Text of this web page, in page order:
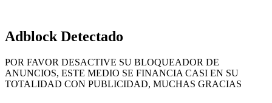
Adblock Detectado
POR FAVOR DESACTIVE SU BLOQUEADOR DE
ANUNCIOS, ESTE MEDIO SE FINANCIA CASI EN SU
TOTALIDAD CON PUBLICIDAD, MUCHAS GRACIAS